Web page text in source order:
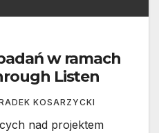
w ramach
Listen
KOSARZYCKI
nad projektem